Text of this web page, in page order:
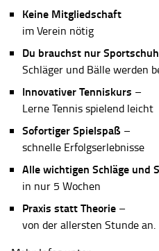
Keine Mitgliedschaft
im Verein nötig
Du brauchst nur
Schläger und Bälle werden
Innovativer Tenniskurs –
Lerne Tennis spielend leicht
Sofortiger Spielspaß –
schnelle Erfolgserlebnisse
Alle wichtigen Schläge und
in nur 5 Wochen
Praxis statt Theorie –
von der allersten Stunde an.